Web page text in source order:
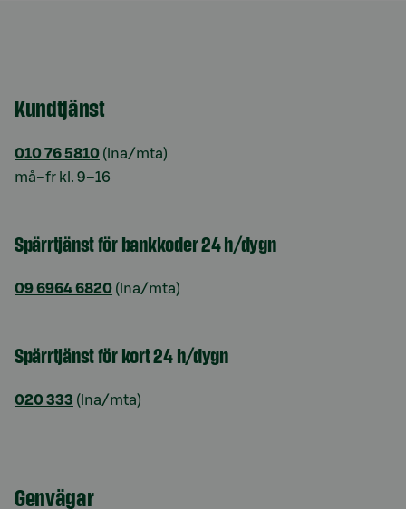
Kundtjänst
010 76 5810 (lna/mta)
må–fr kl. 9–16
Spärrtjänst för bankkoder 24 h/dygn
09 6964 6820 (lna/mta)
Spärrtjänst för kort 24 h/dygn
020 333 (lna/mta)
Genvägar